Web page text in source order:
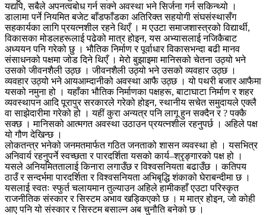
यद्यपि, सबैले अपनत्वबोध गर्न सक्ने अवस्था भने सिर्जना गर्न सकिन्थ्यो ।
डालामा पर्ने नियमित बजेट बाँडफाँडका अतिरिक्त सहयोगी संघसंस्थासँग
सहकार्यका लागि प्रयत्नशील रहने थिएँ । म एउटा समाजशास्त्रको विद्यार्थी,
विकासका मोडलहरूलाई पढेको मात्र होइन, यस अभ्यासलाई नजिकैबाट
अध्ययन पनि गरेको छु । भौतिक निर्माण र पूर्वाधार विकासभन्दा बढी मानव
संसाधनको पक्षमा जोड दिने थिएँ । मेरो बुझाइमा मानिसको चेतना उठ्यो भने
उसको जीवनशैली उठ्छ । जीवनशैली उठ्यो भने उसको व्यवहार उठ्छ ।
व्यवहार उठ्यो भने आयआम्दानीको अवस्था आफै उठ्छ । यो पथरी बजार आफैमा
यसको नमुना हो । यहाँका भौतिक निर्माणका पक्षहरू, बाटाघाटा निर्माण र शहर
व्यवस्थापन आदि पूरापुर सरकारले गरेको होइन, स्थानीय सचेत समुदायले एक्लै
वा साझेदारीमा गरेको हो । यहीं कुरा अन्यत्र पनि लागू हुन सक्दैन र ? पक्कै
सक्छ । मानिसको आत्मगत अवस्था उठाउन प्रयत्नशील रहनुपर्छ । अहिले पक्ष
यो गौण देखिन्छ ।
लोकतन्त्र भनेको जनमतमार्फत गठित जनताको शासन व्यवस्था हो । यसभित्र
अनिवार्य रहनुपर्ने स्वच्छता र पारदर्शिता यसको कार्य–श्रृङ्गारको पक्ष हो ।
यसले अनियमिततालाई किनारा लगाउँछ र विश्वसनियता बढाउँछ । कतिपय
ठाउँ र सन्दर्भमा पारदर्शिता र विश्वसनियता अभिबृद्धि शंकाको घेराबन्दीमा छ ।
यसलाई स्वतः स्फुर्त चलायमान तुल्याउन अहिले हामीकहाँ एउटा परिस्कृत
राजनीतिक संस्कार र सिस्टम अभाव खड्किएको छ । म मात्र होइन, जो कोही
आए पनि यो संस्कार र सिस्टम बसाल्न अब चुनौति बनेको छ ।